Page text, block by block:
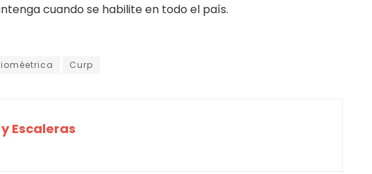
cuando se habilite en todo el país.
Curp
Escaleras